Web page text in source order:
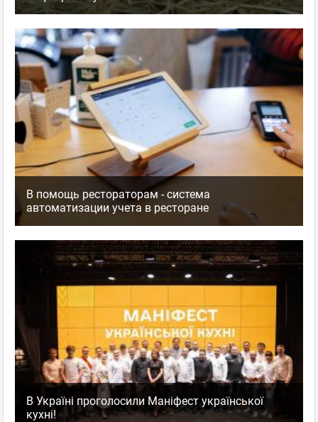
В помощь рестораторам - система
автоматизации учета в ресторане
В Україні проголосили Маніфест української
кухні!